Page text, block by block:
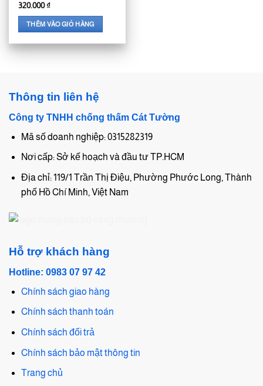
320.000₫
THÊM VÀO GIỎ HÀNG
Thông tin liên hệ
Công ty TNHH chống thấm Cát Tường
Mã số doanh nghiệp: 0315282319
Nơi cấp: Sở kế hoạch và đầu tư TP.HCM
Địa chỉ: 119/1 Trần Thị Điệu, Phường Phước Long, Thành
phố Hồ Chí Minh, Việt Nam
Hỗ trợ khách hàng
Hotline: 0983 07 97 42
Chính sách giao hàng
Chính sách thanh toán
Chính sách đổi trả
Chính sách bảo mật thông tin
Trang chủ